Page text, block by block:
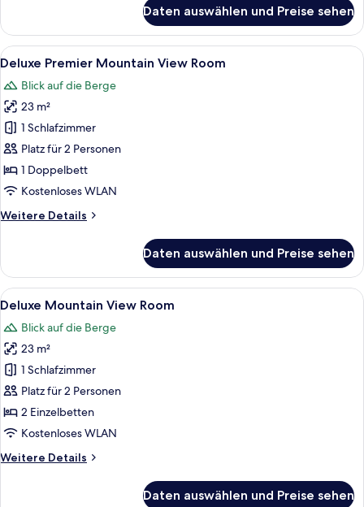
Premier
Room
Daten auswählen und Preise sehen
Alle
Fotos
für
Deluxe
Premier
Mountain
View
Room
Ein Hotelzimmer mit einem großen
5
Deluxe Premier Mountain View Room
Blick auf die Berge
23 m²
1 Schlafzimmer
Platz für 2 Personen
1 Doppelbett
Kostenloses WLAN
Weitere Details
Weitere
Premier
Mountain
View
Daten auswählen und Preise sehen
Alle
Fotos
für
Deluxe
Mountain
View
Room
anzeigen
Ein Hotelzimmer mit zwei Betten,
9
Deluxe Mountain View Room
Blick auf die Berge
23 m²
1 Schlafzimmer
Platz für 2 Personen
2 Einzelbetten
Kostenloses WLAN
Weitere Details
Weitere
Daten auswählen und Preise sehen